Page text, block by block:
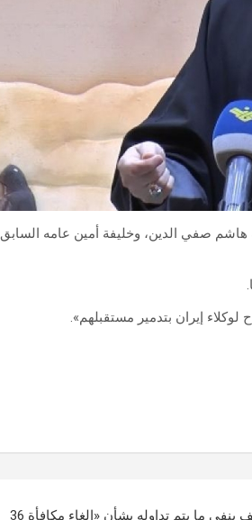
هاشم صفي الدين، وخليفة أمين عامه السابق
إيران بتدمير مستقبلهم».
فهد اليوسف ينفي ما يتم تداوله بشأن «إلغاء مكافأة 36